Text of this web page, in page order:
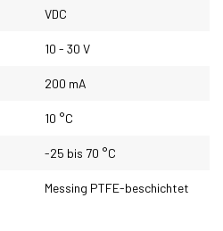
VDC
10 - 30 V
200 mA
10 °C
-25 bis 70 °C
Messing PTFE-beschichtet